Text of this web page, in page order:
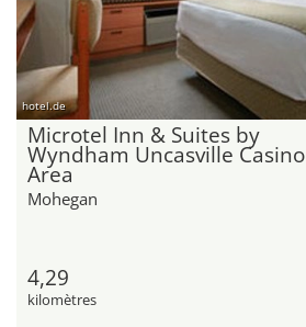
hotel.de
Microtel Inn & Suites by
Wyndham Uncasville Casino
Area
Mohegan
4,29
kilomètres